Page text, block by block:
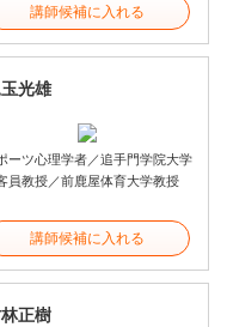
講師候補に入れる
光雄
ーツ心理学者／追手門学院大学
員教授／前鹿屋体育大学教授
講師候補に入れる
正樹